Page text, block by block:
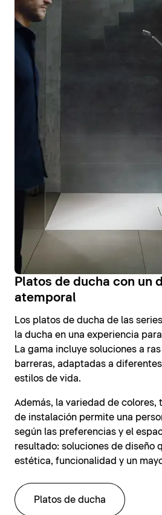
Platos de ducha con un
atemporal
Los platos de ducha de las
la ducha en una experiencia
La gama incluye soluciones a
barreras, adaptadas a
estilos de vida.
Además, la variedad de colores,
de instalación permite una
según las preferencias y el
resultado: soluciones de diseño
estética, funcionalidad y un
Platos de ducha